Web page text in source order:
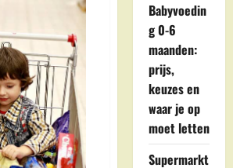
Babyvoedin
g 0-6
maanden:
prijs,
keuzes en
waar je op
moet letten
Supermarkt